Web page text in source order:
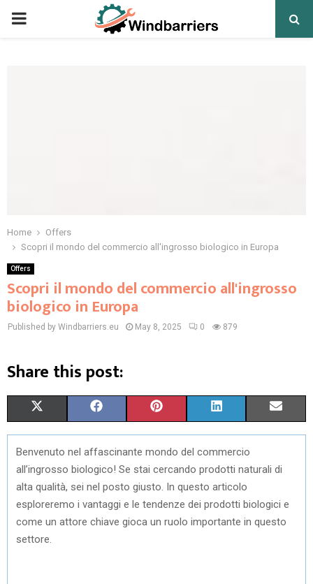
PRIMARY
Home
Offers
Scopri il mondo del commercio all'ingrosso biologico in Europa
Offers
Scopri il mondo del commercio all'ingrosso
biologico in Europa
Published by Windbarriers.eu May 8, 2025 0 879
Share this post:
H
A
R
E
(
T
W
I
H
A
R
E
A
C
E
B
H
A
R
E
I
N
T
E
H
A
R
E
I
N
K
E
H
E
M
L
Benvenuto nel affascinante mondo del commercio
all’ingrosso biologico! Se stai cercando prodotti naturali di
alta qualità, sei nel posto giusto. In questo articolo
esploreremo i vantaggi e le tendenze dei prodotti biologici e
come un attore chiave gioca un ruolo importante in questo
settore.